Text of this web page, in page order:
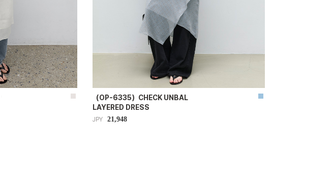
（OP-6335）CHECK UNBAL
LAYERED DRESS
JPY 21,948